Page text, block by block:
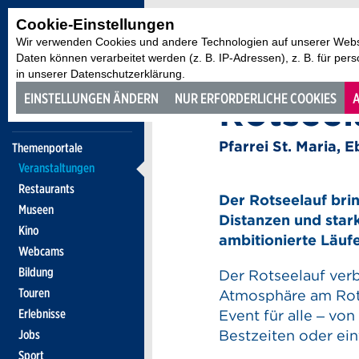
Cookie-Einstellungen
Wir verwenden Cookies und andere Technologien auf unserer
Daten können verarbeitet werden (z. B. IP-Adressen), z. B. für
in unserer Datenschutzerklärung.
EINSTELLUNGEN ÄNDERN NUR ERFORDERLICHE COOKIES
Themenportale
Veranstaltungen
Restaurants
Museen
Kino
Webcams
Bildung
Touren
Erlebnisse
Jobs
Sport
Weiterer Laufsport,
Pfarrei St. Maria,
Der Rotseelauf
Distanzen und
ambitionierte
Der Rotseelauf
Atmosphäre am
Event für alle –
Bestzeiten oder